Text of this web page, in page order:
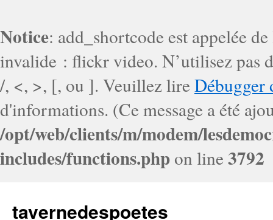
Notice: add_shortcode est appelée
invalide : flickr video. N’utilisez pas
/, <, >, [, ou ]. Veuillez lireDébugger
d'informations. (Ce message a été
/opt/web/clients/m/modem/
includes/functions.php on line3792
tavernedespoetes